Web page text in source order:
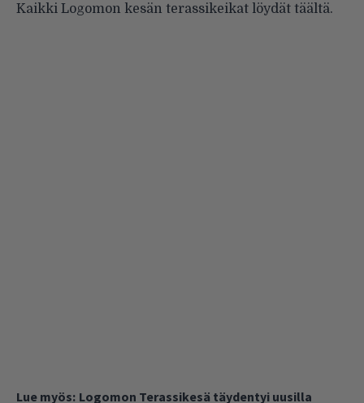
Kaikki Logomon kesän terassikeikat löydät täältä.
Lue myös: Logomon Terassikesä täydentyi uusilla